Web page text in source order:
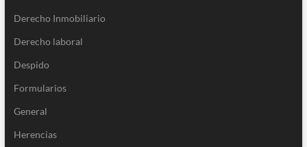
Derecho Inmobiliario
Derecho laboral
Despido
Formularios
General
Herencias